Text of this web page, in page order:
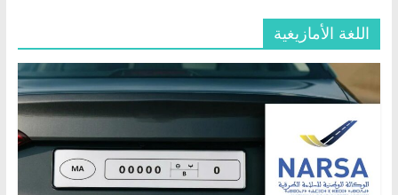
المغرب
اللغة الأمازيغية